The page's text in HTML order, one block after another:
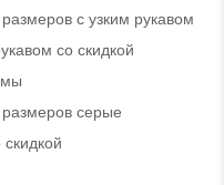
с узким рукавом
со скидкой
серые